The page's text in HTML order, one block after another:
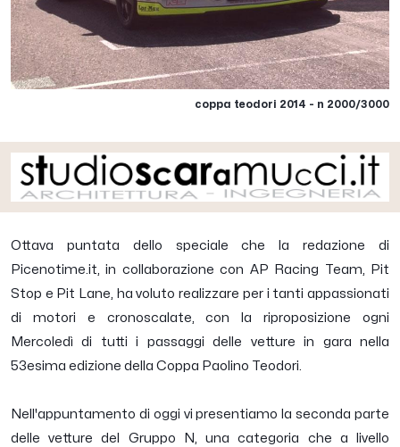
coppa teodori 2014 - n 2000/3000
Ottava puntata dello speciale che la redazione di
Picenotime.it, in collaborazione con AP Racing Team, Pit
Stop e Pit Lane, ha voluto realizzare per i tanti appassionati
di motori e cronoscalate, con la riproposizione ogni
Mercoledì di tutti i passaggi delle vetture in gara nella
53esima edizione della Coppa Paolino Teodori.
Nell'appuntamento di oggi vi presentiamo la seconda parte
delle vetture del Gruppo N, una categoria che a livello